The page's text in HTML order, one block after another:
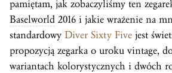
pamiętam, jak zobaczyliśmy ten
Baselworld 2016 i jakie wrażenie na
standardowy Diver Sixty Five jest
propozycją zegarka o uroku vintage,
wariantach kolorystycznych i dwóch